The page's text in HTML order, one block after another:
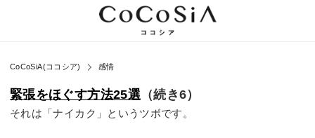
CoCoSiA(ココシア) 感情
緊張をほぐす方法25選（続き6）
それは「ナイカク」というツボです。